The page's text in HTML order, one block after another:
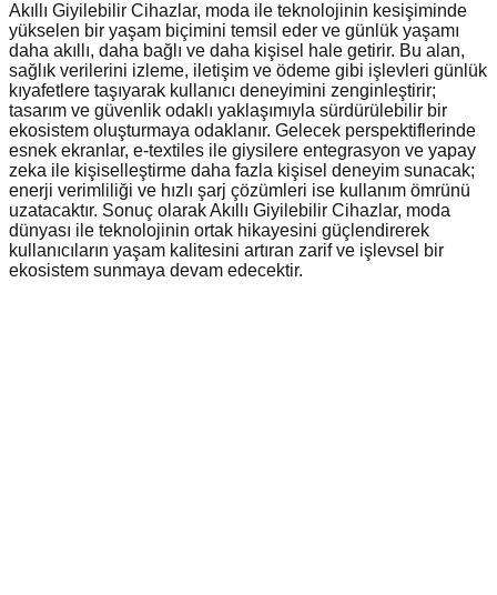
Akıllı Giyilebilir Cihazlar, moda ile teknolojinin kesişiminde
yükselen bir yaşam biçimini temsil eder ve günlük yaşamı
daha akıllı, daha bağlı ve daha kişisel hale getirir. Bu alan,
sağlık verilerini izleme, iletişim ve ödeme gibi işlevleri günlük
kıyafetlere taşıyarak kullanıcı deneyimini zenginleştirir;
tasarım ve güvenlik odaklı yaklaşımıyla sürdürülebilir bir
ekosistem oluşturmaya odaklanır. Gelecek perspektiflerinde
esnek ekranlar, e-textiles ile giysilere entegrasyon ve yapay
zeka ile kişiselleştirme daha fazla kişisel deneyim sunacak;
enerji verimliliği ve hızlı şarj çözümleri ise kullanım ömrünü
uzatacaktır. Sonuç olarak Akıllı Giyilebilir Cihazlar, moda
dünyası ile teknolojinin ortak hikayesini güçlendirerek
kullanıcıların yaşam kalitesini artıran zarif ve işlevsel bir
ekosistem sunmaya devam edecektir.